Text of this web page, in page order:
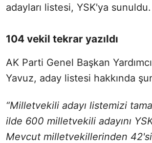
adayları listesi, YSK'ya sunuldu.
104 vekil tekrar yazıldı
AK Parti Genel Başkan
Yavuz, aday listesi hakkında
“Milletvekili adayı listemizi
ilde 600 milletvekili adayını
Mevcut milletvekillerinden